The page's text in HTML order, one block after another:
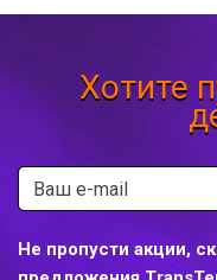
Хотите
Не пропусти акции,